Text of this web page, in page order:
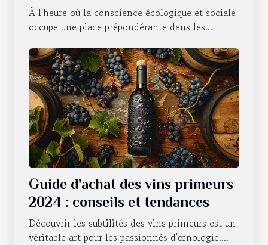
hôtelier
À l'heure où la conscience écologique et sociale
occupe une place prépondérante dans les...
Guide d'achat des vins primeurs
2024 : conseils et tendances
Découvrir les subtilités des vins primeurs est un
véritable art pour les passionnés d'œnologie....